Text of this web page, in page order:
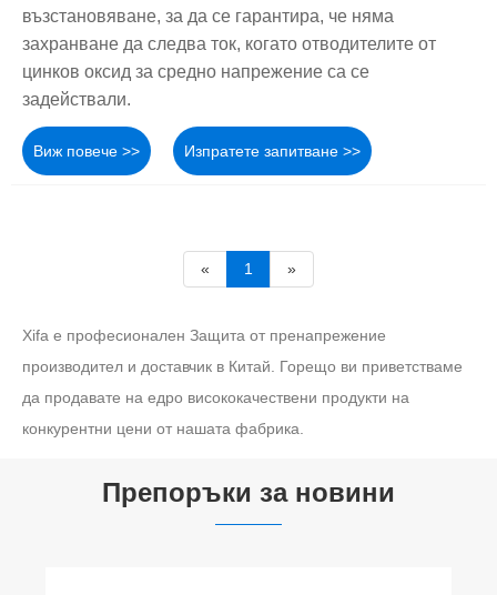
възстановяване, за да се гарантира, че няма
захранване да следва ток, когато отводителите от
цинков оксид за средно напрежение са се
задействали.
Виж повече >> Изпратете запитване >>
« 1 »
Xifa е професионален Защита от пренапрежение
производител и доставчик в Китай. Горещо ви приветстваме
да продавате на едро висококачествени продукти на
конкурентни цени от нашата фабрика.
Препоръки за новини